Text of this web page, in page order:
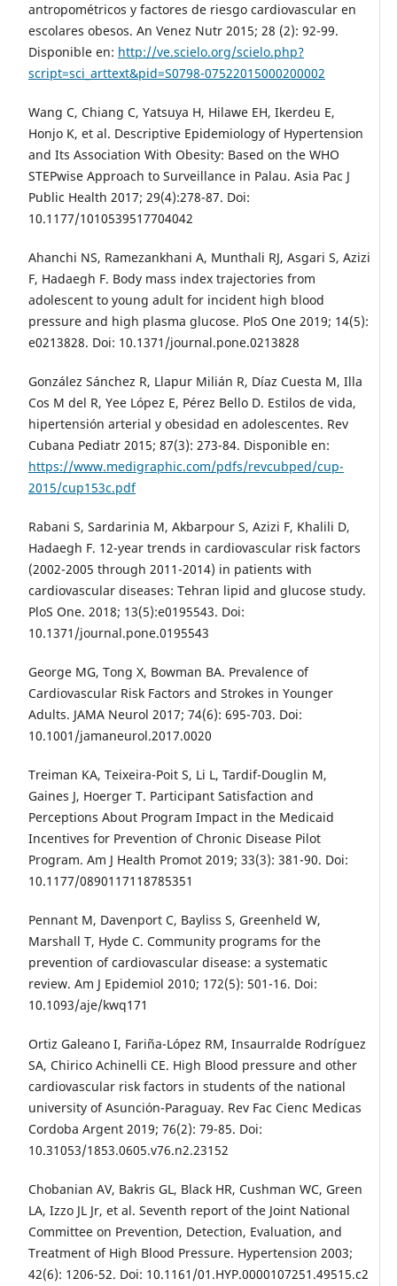
antropométricos y factores de riesgo cardiovascular en
escolares obesos. An Venez Nutr 2015; 28 (2): 92-99.
Disponible en: http://ve.scielo.org/scielo.php?
script=sci_arttext&pid=S0798-07522015000200002
Wang C, Chiang C, Yatsuya H, Hilawe EH, Ikerdeu E,
Honjo K, et al. Descriptive Epidemiology of Hypertension
and Its Association With Obesity: Based on the WHO
STEPwise Approach to Surveillance in Palau. Asia Pac J
Public Health 2017; 29(4):278-87. Doi:
10.1177/1010539517704042
Ahanchi NS, Ramezankhani A, Munthali RJ, Asgari S, Azizi
F, Hadaegh F. Body mass index trajectories from
adolescent to young adult for incident high blood
pressure and high plasma glucose. PloS One 2019; 14(5):
e0213828. Doi: 10.1371/journal.pone.0213828
González Sánchez R, Llapur Milián R, Díaz Cuesta M, Illa
Cos M del R, Yee López E, Pérez Bello D. Estilos de vida,
hipertensión arterial y obesidad en adolescentes. Rev
Cubana Pediatr 2015; 87(3): 273-84. Disponible en:
https://www.medigraphic.com/pdfs/revcubped/cup-
2015/cup153c.pdf
Rabani S, Sardarinia M, Akbarpour S, Azizi F, Khalili D,
Hadaegh F. 12-year trends in cardiovascular risk factors
(2002-2005 through 2011-2014) in patients with
cardiovascular diseases: Tehran lipid and glucose study.
PloS One. 2018; 13(5):e0195543. Doi:
10.1371/journal.pone.0195543
George MG, Tong X, Bowman BA. Prevalence of
Cardiovascular Risk Factors and Strokes in Younger
Adults. JAMA Neurol 2017; 74(6): 695-703. Doi:
10.1001/jamaneurol.2017.0020
Treiman KA, Teixeira-Poit S, Li L, Tardif-Douglin M,
Gaines J, Hoerger T. Participant Satisfaction and
Perceptions About Program Impact in the Medicaid
Incentives for Prevention of Chronic Disease Pilot
Program. Am J Health Promot 2019; 33(3): 381-90. Doi:
10.1177/0890117118785351
Pennant M, Davenport C, Bayliss S, Greenheld W,
Marshall T, Hyde C. Community programs for the
prevention of cardiovascular disease: a systematic
review. Am J Epidemiol 2010; 172(5): 501-16. Doi:
10.1093/aje/kwq171
Ortiz Galeano I, Fariña-López RM, Insaurralde Rodríguez
SA, Chirico Achinelli CE. High Blood pressure and other
cardiovascular risk factors in students of the national
university of Asunción-Paraguay. Rev Fac Cienc Medicas
Cordoba Argent 2019; 76(2): 79-85. Doi:
10.31053/1853.0605.v76.n2.23152
Chobanian AV, Bakris GL, Black HR, Cushman WC, Green
LA, Izzo JL Jr, et al. Seventh report of the Joint National
Committee on Prevention, Detection, Evaluation, and
Treatment of High Blood Pressure. Hypertension 2003;
42(6): 1206-52. Doi: 10.1161/01.HYP.0000107251.49515.c2